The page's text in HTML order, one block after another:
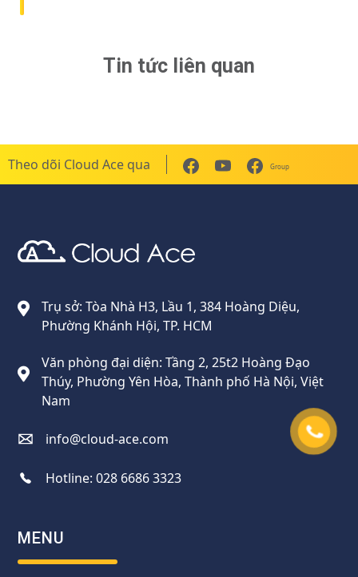
Tin tức liên quan
Theo dõi Cloud Ace qua Group
Trụ sở: Tòa Nhà H3, Lầu 1, 384 Hoàng Diệu,
Phường Khánh Hội, TP. HCM
Văn phòng đại diện: Tầng 2, 25t2 Hoàng Đạo
Thúy, Phường Yên Hòa, Thành phố Hà Nội, Việt
Nam
info@cloud-ace.com
Hotline:028 6686 3323
MENU